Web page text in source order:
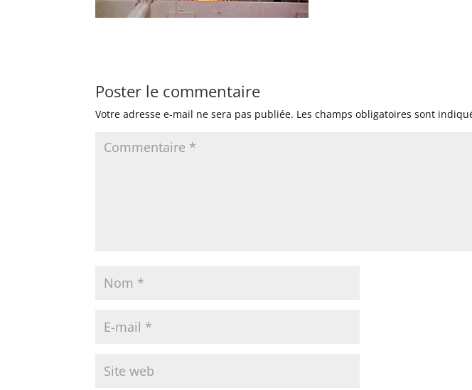
Poster le commentaire
Votre adresse e-mail ne sera pas publiée. Les champs obligatoires sont